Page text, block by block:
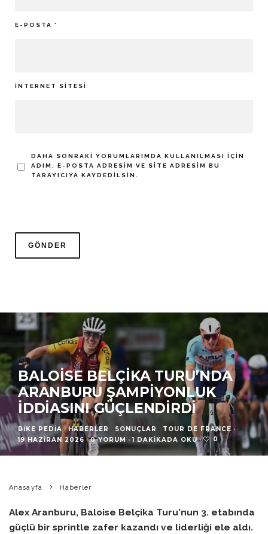
E-POSTA *
İNTERNET SITESI
DAHA SONRAKI YORUMLARIMDA KULLANILMASI IÇIN
ADIM, E-POSTA ADRESIM VE SITE ADRESIM BU
TARAYICIYA KAYDEDILSIN.
BALOISE BELÇIKA TURU’NDA
ARANBURU ŞAMPIYONLUK
İDDIASINI GÜÇLENDIRDI
BIKE PEDIA · HABERLER SONUÇLAR TOUR DE FRANCE ·
19 HAZIRAN 2026 · 0 YORUM · 1 DAKIKADA OKU · 0
Anasayfa Haberler
Alex Aranburu, Baloise Belçika Turu'nun 3. etabında
güçlü bir sprintle zafer kazandı ve liderliği ele aldı.